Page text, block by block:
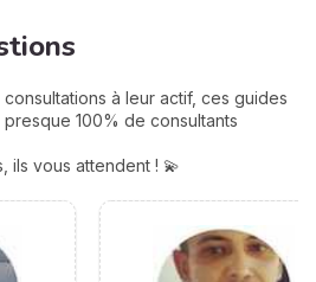
elles jouent un
très important pour
et votre avenir.
leurs significations !
à leur actif, ces guides
100% de consultants
ils vous attendent ! 💫